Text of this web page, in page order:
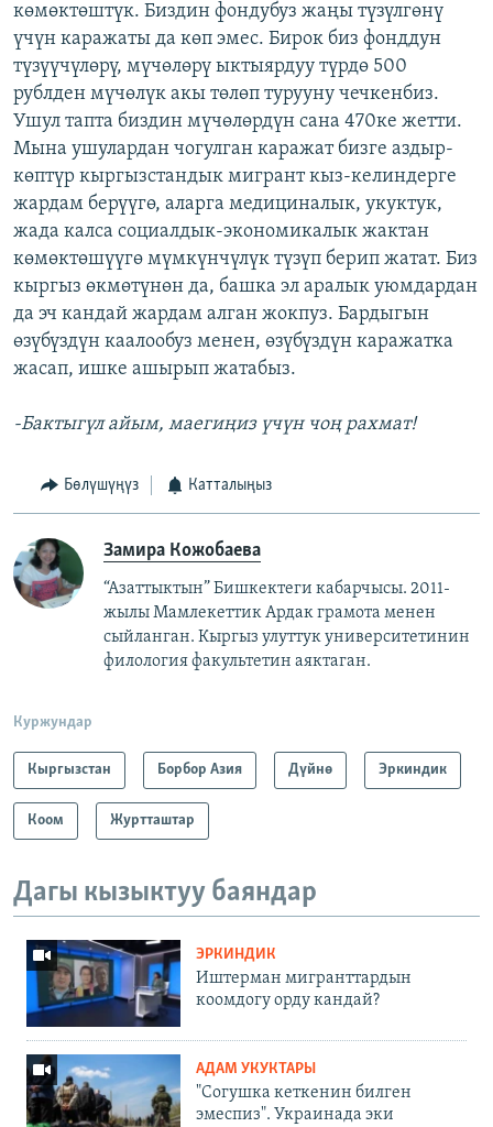
көмөктөштүк. Биздин фондубуз жаңы түзүлгөнү
үчүн каражаты да көп эмес. Бирок биз фонддун
түзүүчүлөрү, мүчөлөрү ыктыярдуу түрдө 500
рублден мүчөлүк акы төлөп турууну чечкенбиз.
Ушул тапта биздин мүчөлөрдүн сана 470ке жетти.
Мына ушулардан чогулган каражат бизге аздыр-
көптүр кыргызстандык мигрант кыз-келиндерге
жардам берүүгө, аларга медициналык, укуктук,
жада калса социалдык-экономикалык жактан
көмөктөшүүгө мүмкүнчүлүк түзүп берип жатат. Биз
кыргыз өкмөтүнөн да, башка эл аралык уюмдардан
да эч кандай жардам алган жокпуз. Бардыгын
өзүбүздүн каалообуз менен, өзүбүздүн каражатка
жасап, ишке ашырып жатабыз.
-Бактыгүл айым, маегиңиз үчүн чоң рахмат!
Бөлүшүңүз Катталыңыз
Замира Кожобаева
“Азаттыктын” Бишкектеги кабарчысы. 2011-
жылы Мамлекеттик Ардак грамота менен
сыйланган. Кыргыз улуттук университетинин
филология факультетин аяктаган.
Куржундар
Кыргызстан Борбор Азия Дүйнө Эркиндик
Коом Журтташтар
Дагы кызыктуу баяндар
ЭРКИНДИК
Иштерман мигранттардын
коомдогу орду кандай?
АДАМ УКУКТАРЫ
"Согушка кеткенин билген
эмеспиз". Украинада эки